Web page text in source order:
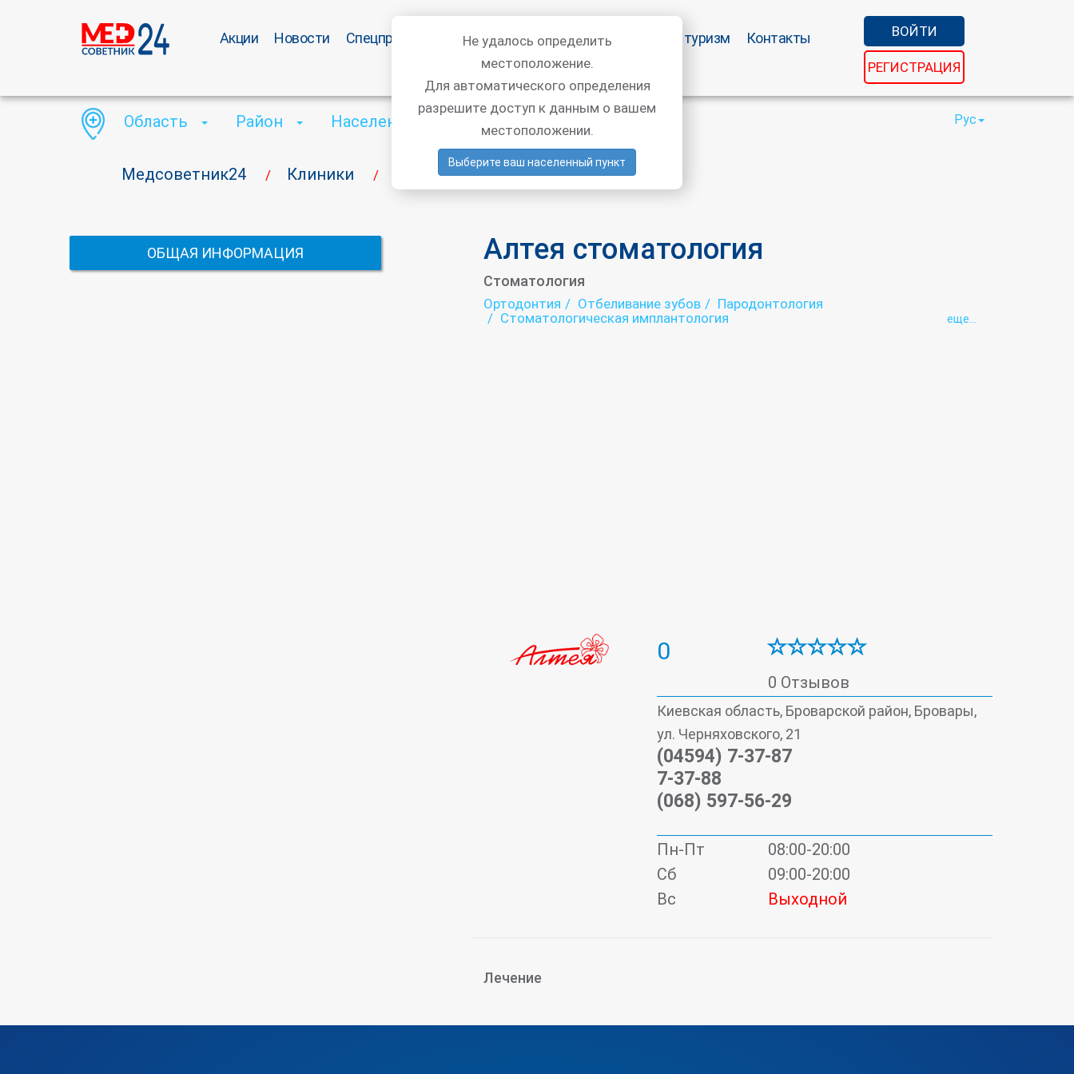
Акции Новости Спецпредложения Статьи врачей Медицинский туризм Контакты ВОЙТИ
РЕГИСТРАЦИЯ
Медсоветник24 / Клиники / Алтея стоматология
Область Район Населенный пункт Рус
ОБЩАЯ ИНФОРМАЦИЯ Алтея стоматология
Стоматология
Ортодонтия Отбеливание зубов
Пародонтология
Стоматологическая имплантология
eще...
0
0 Отзывов
Киевская область, Броварской район, Бровары,
ул. Черняховского, 21
(04594) 7-37-87
7-37-88
(068) 597-56-29
Пн-Пт
08:00-20:00
Сб
09:00-20:00
Вс
Выходной
Лечение
Не удалось определить
местоположение.
Для автоматического определения
разрешите доступ к данным о вашем
местоположении.
Выберите ваш населенный пункт